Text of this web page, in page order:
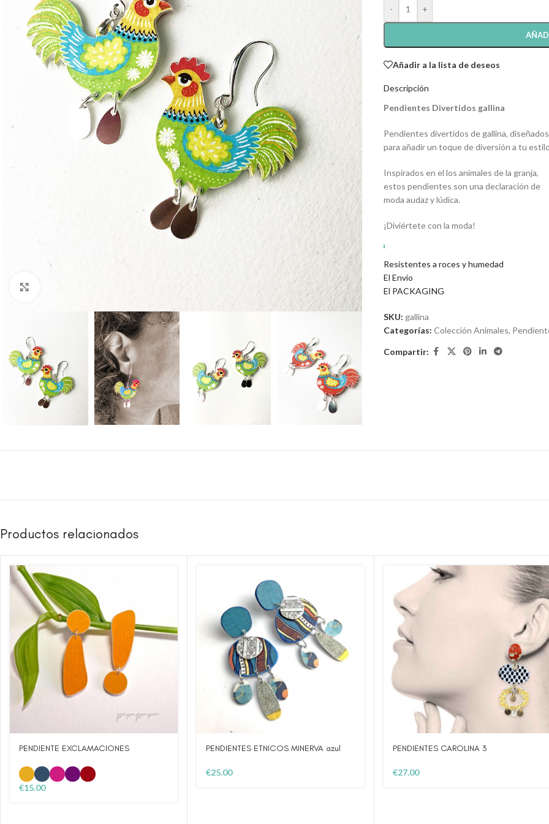
- +
Añadir a la lista de deseos
Descripción
Pendientes Divertidos gallina
Pendientes divertidos de gallina, diseñados
para añadir un toque de diversión a tu
Inspirados en el los animales de la granja,
estos pendientes son una declaración de
moda audaz y lúdica.
¡Diviértete con la moda!
pendientes son tremendamente
elegantes y NO PESAN NADA.
Resistentes a roces y humedad
El Envío
El PACKAGING
SKU: gallina
Categorías: Colección Animales,
Compartir:
Productos relacionados
PENDIENTE EXCLAMACIONES
€15.00
PENDIENTES ETNICOS MINERVA azul
€25.00
PENDIENTES CAROLINA 3
€27.00